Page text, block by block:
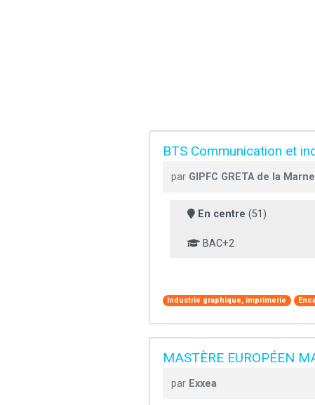
BTS Communication et
par GIPFC GRETA de la
En centre (51)
BAC+2
Industrie graphique, imprimerie
MASTÈRE EUROPÉEN
par Exxea